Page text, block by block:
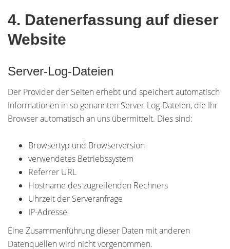
4. Datenerfassung auf dieser
Website
Server-Log-Dateien
Der Provider der Seiten erhebt und speichert automatisch
Informationen in so genannten Server-Log-Dateien, die Ihr
Browser automatisch an uns übermittelt. Dies sind:
Browsertyp und Browserversion
verwendetes Betriebssystem
Referrer URL
Hostname des zugreifenden Rechners
Uhrzeit der Serveranfrage
IP-Adresse
Eine Zusammenführung dieser Daten mit anderen
Datenquellen wird nicht vorgenommen.